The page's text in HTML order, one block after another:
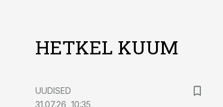
HETKEL KUUM
UUDISED
31.07.26, 10:35